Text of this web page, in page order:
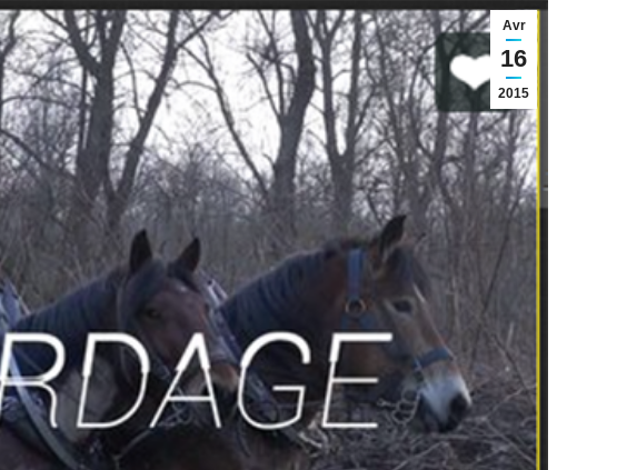
Avr
16
2015